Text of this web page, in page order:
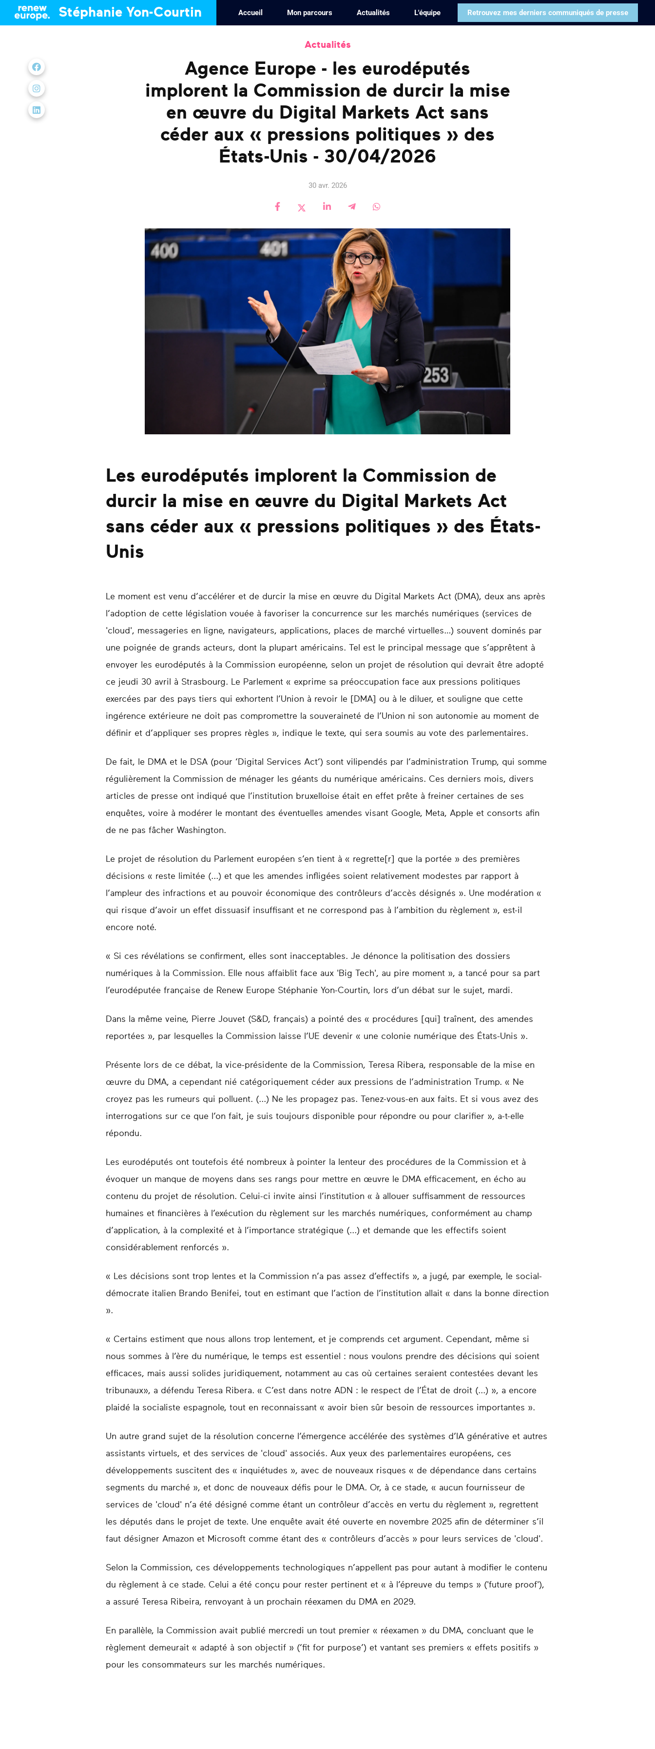
Stéphanie Yon-Courtin Accueil Mon parcours Actualités L'équipe Retrouvez mes derniers communiqués de presse
Actualités
Agence Europe - les eurodéputés
implorent la Commission de durcir la mise
en œuvre du Digital Markets Act sans
céder aux « pressions politiques » des
États-Unis - 30/04/2026
30 avr. 2026
Les eurodéputés implorent la Commission de
durcir la mise en œuvre du Digital Markets Act
sans céder aux « pressions politiques » des États-
Unis
Le moment est venu d’accélérer et de durcir la mise en œuvre du Digital Markets Act (DMA), deux ans après
l’adoption de cette législation vouée à favoriser la concurrence sur les marchés numériques (services de
'cloud', messageries en ligne, navigateurs, applications, places de marché virtuelles…) souvent dominés par
une poignée de grands acteurs, dont la plupart américains. Tel est le principal message que s’apprêtent à
envoyer les eurodéputés à la Commission européenne, selon un projet de résolution qui devrait être adopté
ce jeudi 30 avril à Strasbourg. Le Parlement « exprime sa préoccupation face aux pressions politiques
exercées par des pays tiers qui exhortent l’Union à revoir le [DMA] ou à le diluer, et souligne que cette
ingérence extérieure ne doit pas compromettre la souveraineté de l’Union ni son autonomie au moment de
définir et d’appliquer ses propres règles », indique le texte, qui sera soumis au vote des parlementaires.
De fait, le DMA et le DSA (pour ‘Digital Services Act’) sont vilipendés par l’administration Trump, qui somme
régulièrement la Commission de ménager les géants du numérique américains. Ces derniers mois, divers
articles de presse ont indiqué que l’institution bruxelloise était en effet prête à freiner certaines de ses
enquêtes, voire à modérer le montant des éventuelles amendes visant Google, Meta, Apple et consorts afin
de ne pas fâcher Washington.
Le projet de résolution du Parlement européen s’en tient à « regrette[r] que la portée » des premières
décisions « reste limitée (...) et que les amendes infligées soient relativement modestes par rapport à
l’ampleur des infractions et au pouvoir économique des contrôleurs d’accès désignés ». Une modération «
qui risque d’avoir un effet dissuasif insuffisant et ne correspond pas à l’ambition du règlement », est-il
encore noté.
« Si ces révélations se confirment, elles sont inacceptables. Je dénonce la politisation des dossiers
numériques à la Commission. Elle nous affaiblit face aux 'Big Tech', au pire moment », a tancé pour sa part
l’eurodéputée française de Renew Europe Stéphanie Yon-Courtin, lors d’un débat sur le sujet, mardi.
Dans la même veine, Pierre Jouvet (S&D, français) a pointé des « procédures [qui] traînent, des amendes
reportées », par lesquelles la Commission laisse l’UE devenir « une colonie numérique des États-Unis ».
Présente lors de ce débat, la vice-présidente de la Commission, Teresa Ribera, responsable de la mise en
œuvre du DMA, a cependant nié catégoriquement céder aux pressions de l’administration Trump. « Ne
croyez pas les rumeurs qui polluent. (...) Ne les propagez pas. Tenez-vous-en aux faits. Et si vous avez des
interrogations sur ce que l’on fait, je suis toujours disponible pour répondre ou pour clarifier », a-t-elle
répondu.
Les eurodéputés ont toutefois été nombreux à pointer la lenteur des procédures de la Commission et à
évoquer un manque de moyens dans ses rangs pour mettre en œuvre le DMA efficacement, en écho au
contenu du projet de résolution. Celui-ci invite ainsi l’institution « à allouer suffisamment de ressources
humaines et financières à l’exécution du règlement sur les marchés numériques, conformément au champ
d’application, à la complexité et à l’importance stratégique (...) et demande que les effectifs soient
considérablement renforcés ».
« Les décisions sont trop lentes et la Commission n’a pas assez d’effectifs », a jugé, par exemple, le social-
démocrate italien Brando Benifei, tout en estimant que l’action de l’institution allait « dans la bonne direction
».
« Certains estiment que nous allons trop lentement, et je comprends cet argument. Cependant, même si
nous sommes à l’ère du numérique, le temps est essentiel : nous voulons prendre des décisions qui soient
efficaces, mais aussi solides juridiquement, notamment au cas où certaines seraient contestées devant les
tribunaux», a défendu Teresa Ribera. « C’est dans notre ADN : le respect de l’État de droit (...) », a encore
plaidé la socialiste espagnole, tout en reconnaissant « avoir bien sûr besoin de ressources importantes ».
Un autre grand sujet de la résolution concerne l’émergence accélérée des systèmes d’IA générative et autres
assistants virtuels, et des services de 'cloud' associés. Aux yeux des parlementaires européens, ces
développements suscitent des « inquiétudes », avec de nouveaux risques « de dépendance dans certains
segments du marché », et donc de nouveaux défis pour le DMA. Or, à ce stade, « aucun fournisseur de
services de 'cloud' n’a été désigné comme étant un contrôleur d’accès en vertu du règlement », regrettent
les députés dans le projet de texte. Une enquête avait été ouverte en novembre 2025 afin de déterminer s’il
faut désigner Amazon et Microsoft comme étant des « contrôleurs d’accès » pour leurs services de 'cloud'.
Selon la Commission, ces développements technologiques n’appellent pas pour autant à modifier le contenu
du règlement à ce stade. Celui a été conçu pour rester pertinent et « à l’épreuve du temps » ('future proof'),
a assuré Teresa Ribeira, renvoyant à un prochain réexamen du DMA en 2029.
En parallèle, la Commission avait publié mercredi un tout premier « réexamen » du DMA, concluant que le
règlement demeurait « adapté à son objectif » (‘fit for purpose’) et vantant ses premiers « effets positifs »
pour les consommateurs sur les marchés numériques.
Nous retrouver sur Facebook
Nous retrouver sur Instagram
Nous retrouver sur LinkedIn